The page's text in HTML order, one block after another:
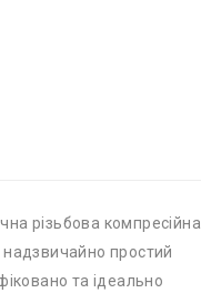
різьбова компресійна
надзвичайно простий
та ідеально